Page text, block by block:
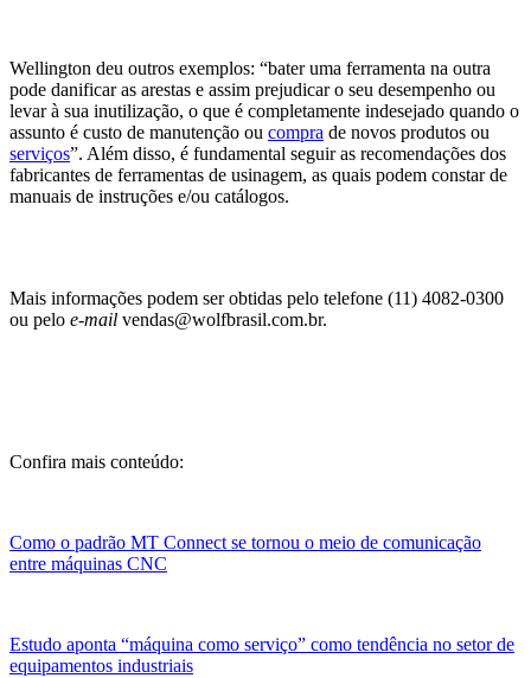
Wellington deu outros exemplos: “bater uma ferramenta na outra
pode danificar as arestas e assim prejudicar o seu desempenho ou
levar à sua inutilização, o que é completamente indesejado quando o
assunto é custo de manutenção ou compra de novos produtos ou
serviços”. Além disso, é fundamental seguir as recomendações dos
fabricantes de ferramentas de usinagem, as quais podem constar de
manuais de instruções e/ou catálogos.
Mais informações podem ser obtidas pelo telefone (11) 4082-0300
ou pelo e-mail vendas@wolfbrasil.com.br.
Confira mais conteúdo:
Como o padrão MT Connect se tornou o meio de comunicação
entre máquinas CNC
Estudo aponta “máquina como serviço” como tendência no setor de
equipamentos industriais